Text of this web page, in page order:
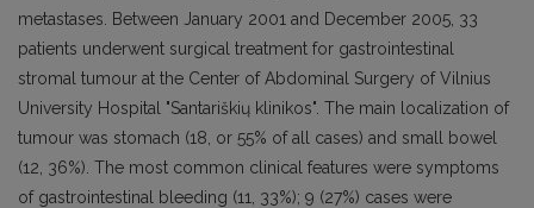
metastases. Between January 2001 and December 2005, 33
patients underwent surgical treatment for gastrointestinal
stromal tumour at the Center of Abdominal Surgery of Vilnius
University Hospital "Santariškių klinikos". The main localization of
tumour was stomach (18, or 55% of all cases) and small bowel
(12, 36%). The most common clinical features were symptoms
of gastrointestinal bleeding (11, 33%); 9 (27%) cases were